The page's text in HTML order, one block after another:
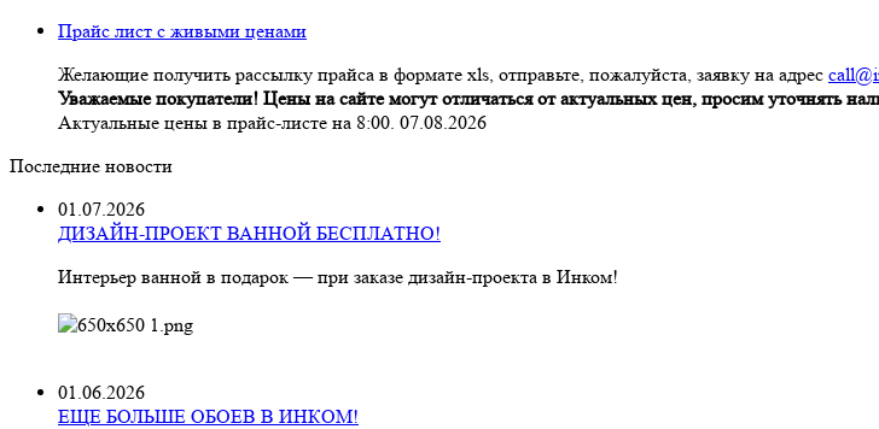
Прайс лист с живыми ценами
Желающие получить рассылку прайса в формате xls, отправьте, пожалуйста, заявку на адрес
Уважаемые покупатели! Цены на сайте могут отличаться от актуальных цен, просим уточнять
Актуальные цены в прайс-листе на 8:00. 07.08.2026
Последние новости
01.07.2026
ДИЗАЙН-ПРОЕКТ ВАННОЙ БЕСПЛАТНО!
Интерьер ванной в подарок — при заказе дизайн‑проекта в Инком!
01.06.2026
ЕЩЕ БОЛЬШЕ ОБОЕВ В ИНКОМ!